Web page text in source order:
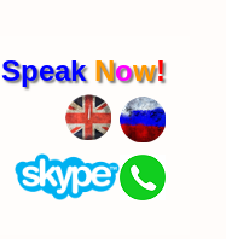
Speak Now!